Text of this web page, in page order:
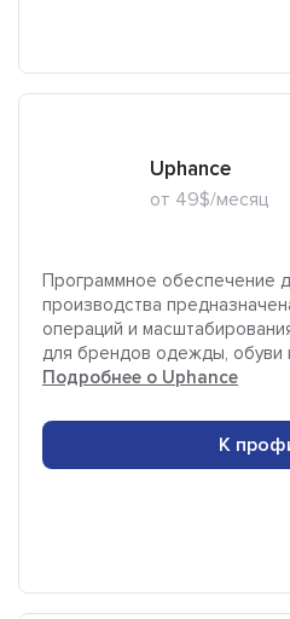
Uphance
от 49$/месяц
Программное обеспечение
производства
операций и
для брендов одежды, обуви
Подробнее о Uphance
К